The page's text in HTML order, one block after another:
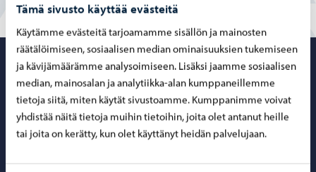
Tämä sivusto käyttää evästeitä
Käytämme evästeitä tarjoamamme sisällön ja mainosten
räätälöimiseen, sosiaalisen median ominaisuuksien tukemiseen
ja kävijämäärämme analysoimiseen. Lisäksi jaamme sosiaalisen
median, mainosalan ja analytiikka-alan kumppaneillemme
tietoja siitä, miten käytät sivustoamme. Kumppanimme voivat
yhdistää näitä tietoja muihin tietoihin, joita olet antanut heille
tai joita on kerätty, kun olet käyttänyt heidän palvelujaan.
Porvoo –
Yhteystiedot